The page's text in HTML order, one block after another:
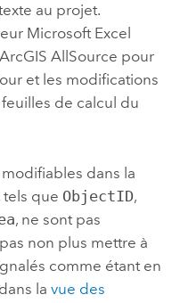
au projet.
Microsoft Excel
ArcGIS AllSource pour
et les modifications
de calcul du
dans la
tels que ObjectID,
, ne sont pas
non plus mettre à
comme étant en
la vue des